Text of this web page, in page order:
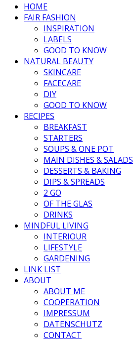
HOME
FAIR FASHION
INSPIRATION
LABELS
GOOD TO KNOW
NATURAL BEAUTY
SKINCARE
FACECARE
DIY
GOOD TO KNOW
RECIPES
BREAKFAST
STARTERS
SOUPS & ONE POT
MAIN DISHES & SALADS
DESSERTS & BAKING
DIPS & SPREADS
2 GO
OF THE GLAS
DRINKS
MINDFUL LIVING
INTERIOUR
LIFESTYLE
GARDENING
LINK LIST
ABOUT
ABOUT ME
COOPERATION
IMPRESSUM
DATENSCHUTZ
CONTACT